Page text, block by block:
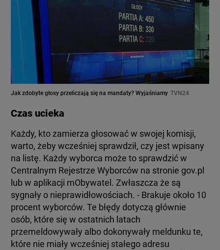
Jak zdobyte głosy przeliczają się na mandaty? Wyjaśniamy TVN24
Czas ucieka
Każdy, kto zamierza głosować w swojej komisji,
warto, żeby wcześniej sprawdził, czy jest wpisany
na listę. Każdy wyborca może to sprawdzić w
Centralnym Rejestrze Wyborców na stronie gov.pl
lub w aplikacji mObywatel. Zwłaszcza że są
sygnały o nieprawidłowościach. - Brakuje około 10
procent wyborców. Te błędy dotyczą głównie
osób, które się w ostatnich latach
przemeldowywały albo dokonywały meldunku te,
które nie miały wcześniej stałego adresu